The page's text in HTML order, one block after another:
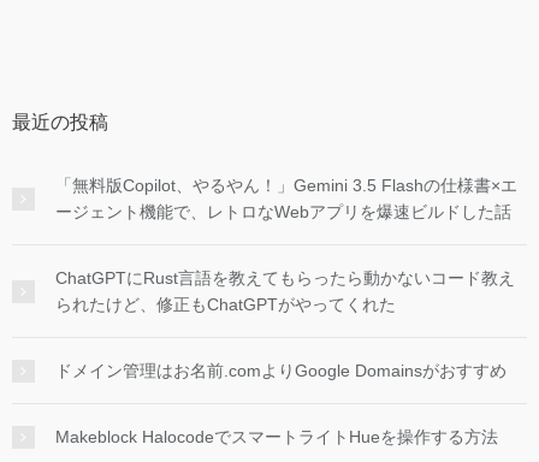
最近の投稿
「無料版Copilot、やるやん！」Gemini 3.5 Flashの仕様書×エ
ージェント機能で、レトロなWebアプリを爆速ビルドした話
ChatGPTにRust言語を教えてもらったら動かないコード教え
られたけど、修正もChatGPTがやってくれた
ドメイン管理はお名前.comよりGoogle Domainsがおすすめ
Makeblock HalocodeでスマートライトHueを操作する方法